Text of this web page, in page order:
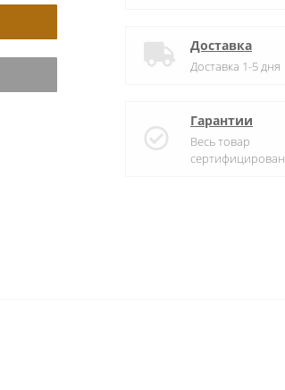
Доставка
Доставка 1-5 дня
Гарантии
Весь товар
сертифицирован